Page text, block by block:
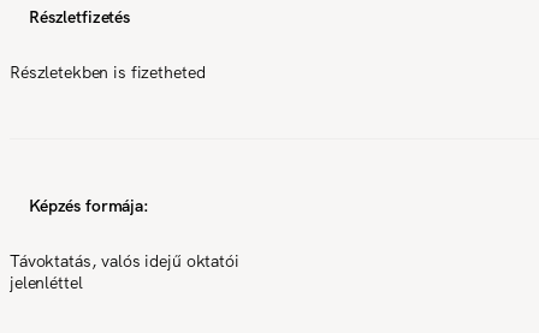
Részletfizetés
Részletekben is fizetheted
Képzés formája:
Távoktatás, valós idejű oktatói
jelenléttel